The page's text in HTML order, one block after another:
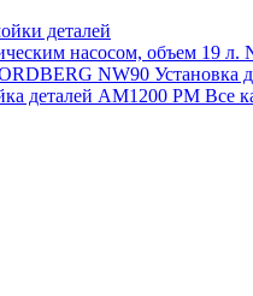
деталей
насосом, объем 19 л.
NW90 Установка
деталей АМ1200 РМ Все